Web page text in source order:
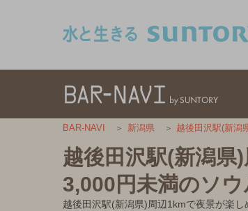
BAR-NAVI 新潟県 越後田沢駅(新潟
越後田沢駅(新潟県
3,000円未満のソ
越後田沢駅(新潟県)周辺1kmで夜景が楽